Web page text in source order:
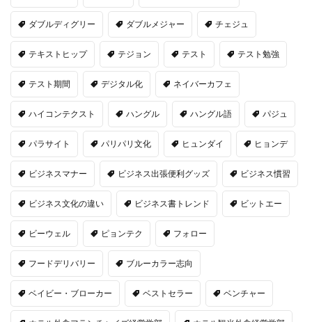
ダブルディグリー ダブルメジャー チェジュ
テキストヒップ テジョン テスト テスト勉強
テスト期間 デジタル化 ネイバーカフェ
ハイコンテクスト ハングル ハングル語 パジュ
パラサイト パリパリ文化 ヒュンダイ ヒョンデ
ビジネスマナー ビジネス出張便利グッズ ビジネス慣習
ビジネス文化の違い ビジネス書トレンド ビットエー
ビーウェル ピョンテク フォロー
フードデリバリー ブルーカラー志向
ベイビー・ブローカー ベストセラー ベンチャー